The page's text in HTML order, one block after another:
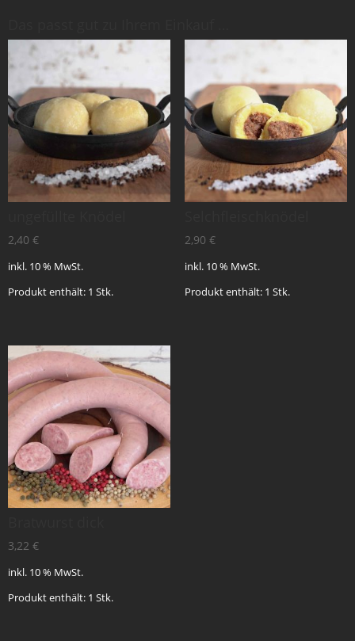
2,40 €
inkl. 10 % MwSt.
Produkt enthält: 1 Stk.
2,90 €
inkl. 10 % MwSt.
Produkt enthält: 1 Stk.
3,22 €
inkl. 10 % MwSt.
Produkt enthält: 1 Stk.